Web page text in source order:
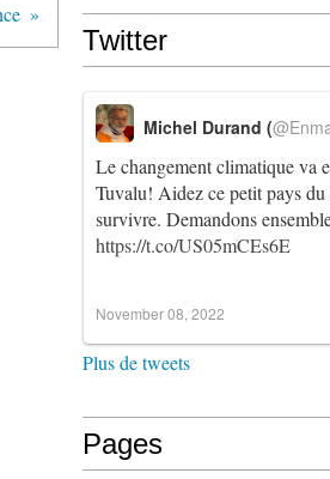
Twitter
Le changement climatique va
Tuvalu! Aidez ce petit pays du
survivre. Demandons
https://t.co/US05mCEs6E
Michel Durand (
November 08, 2022
Plus de tweets
Pages